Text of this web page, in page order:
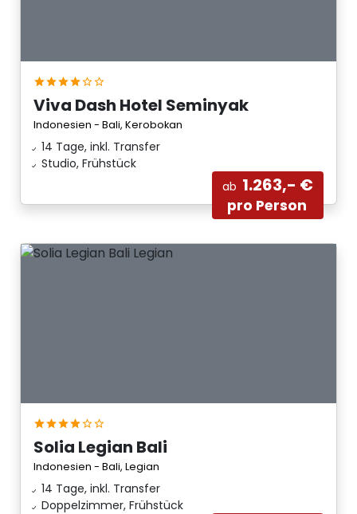
Viva Dash Hotel Seminyak
Indonesien - Bali, Kerobokan
14 Tage, inkl. Transfer
Studio, Frühstück
ab 1.263,- €
pro Person
Solia Legian Bali
Indonesien - Bali, Legian
14 Tage, inkl. Transfer
Doppelzimmer, Frühstück